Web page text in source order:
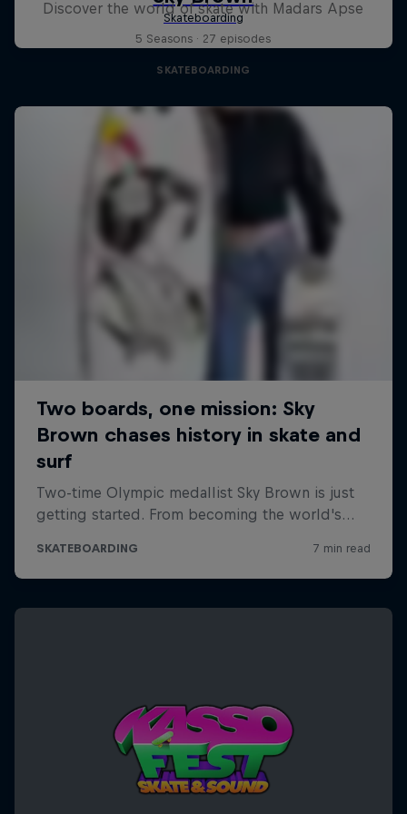
Discover the world of skate with Madars Apse
5 Seasons · 27 episodes
SKATEBOARDING